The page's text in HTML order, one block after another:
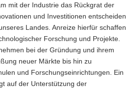
mit der Industrie das Rückgrat der
und Investitionen entscheiden
Landes. Anreize hierfür schaffen
Forschung und Projekte.
bei der Gründung und ihrem
neuer Märkte bis hin zu
und Forschungseinrichtungen. Ein
auf der Unterstützung der